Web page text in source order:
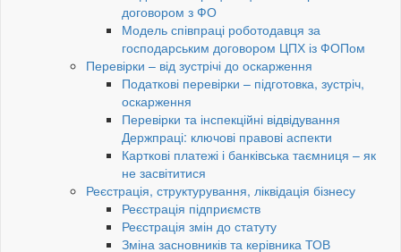
договором з ФО
Модель співпраці роботодавця за
господарським договором ЦПХ із ФОПом
Перевірки – від зустрічі до оскарження
Податкові перевірки – підготовка, зустріч,
оскарження
Перевірки та інспекційні відвідування
Держпраці: ключові правові аспекти
Карткові платежі і банківська таємниця – як
не засвітитися
Реєстрація, структурування, ліквідація бізнесу
Реєстрація підприємств
Реєстрація змін до статуту
Зміна засновників та керівника ТОВ